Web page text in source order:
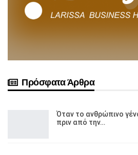
Πρόσφατα Άρθρα
Όταν το ανθρώπινο
πριν από την…